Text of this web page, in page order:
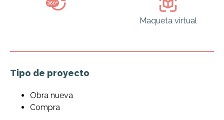
Maqueta virtual
Tipo de proyecto
Obra nueva
Compra